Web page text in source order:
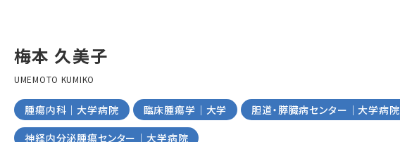
梅本 久美子
UMEMOTO KUMIKO
腫瘍内科｜大学病院 臨床腫瘍学｜大学
胆道・膵臓病センター｜大学病院
神経内分泌腫瘍センター｜大学病院